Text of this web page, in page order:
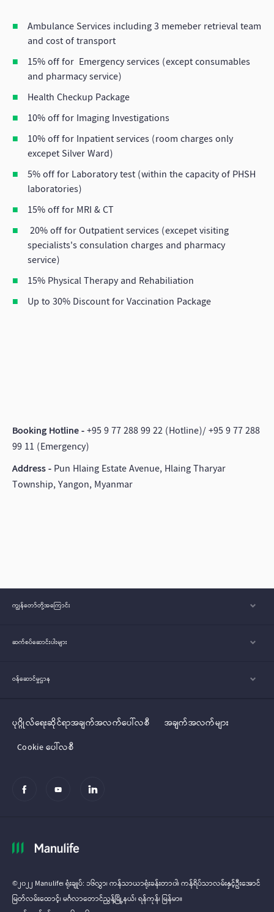
Ambulance Services including 3 memeber retrieval team
and cost of transport
15% off for Emergency services (except consumables
and pharmacy service)
Health Checkup Package
10% off for Imaging Investigations
10% off for Inpatient services (room charges only
excepet Silver Ward)
5% off for Laboratory test (within the capacity of PHSH
laboratories)
15% off for MRI & CT
20% off for Outpatient services (excepet visiting
specialists's consulation charges and pharmacy
service)
15% Physical Therapy and Rehabiliation
Up to 30% Discount for Vaccination Package
Booking Hotline -+95 9 77 288 99 22 (Hotline)/ +95 9 77 288
99 11 (Emergency)
Address - Pun Hlaing Estate Avenue, Hlaing Tharyar
Township, Yangon, Myanmar
ကျွန်တော်တို့အ‌ကြောင်း
ဆက်စပ်ဆောင်းပါးများ
ဝန်ဆောင်မှုဌာန
ပုဂ္ဂိုလ်‌‌‌‌ရေးဆိုင်ရာအချက်အလက်ပေါ်လစီ
အချက်အလက်များ
Cookie ပေါ်လစီ
©၂၀၂၂ Manulife၊ ရုံးချုပ်: ၁၆လွှာ၊ ကန်သာယာရုံးခန်းတာ၀ါ၊ ကန်ရိပ်သာလမ်းနှင့်ဦးအောင်
မြတ်လမ်း‌‌ထောင့်၊ မင်္ဂလာတောင်ညွန့်မြို့နယ်၊ ရန်ကုန်၊ မြန်မာ။